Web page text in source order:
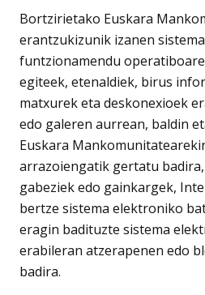
Bortzirietako Euskara
erantzukizunik izanen
funtzionamendu
egiteek, etenaldiek, birus
matxurek eta deskonexioek
edo galeren aurrean, baldin
Euskara
arrazoiengatik gertatu
gabeziek edo gainkargek,
bertze sistema elektroniko
eragin badituzte sistema
erabileran atzerapenen edo
badira.